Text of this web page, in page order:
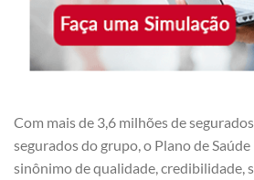
Com mais de 3,6 milhões de
segurados do grupo, o Plano de
sinônimo de qualidade, credibilidade,